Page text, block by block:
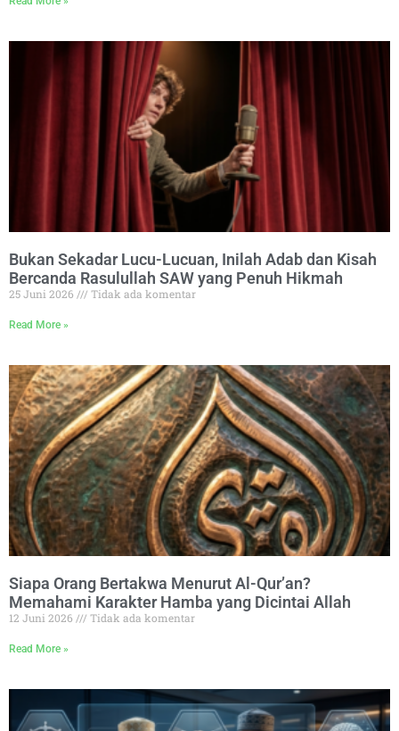
Bukan Sekadar Lucu-Lucuan, Inilah Adab dan Kisah
Bercanda Rasulullah SAW yang Penuh Hikmah
25 Juni 2026 Tidak ada komentar
Read More »
Siapa Orang Bertakwa Menurut Al-Qur’an?
Memahami Karakter Hamba yang Dicintai Allah
12 Juni 2026 Tidak ada komentar
Read More »